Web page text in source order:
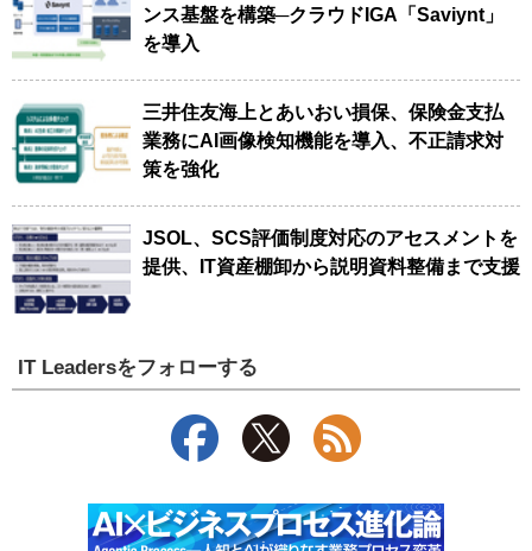
ンス基盤を構築─クラウドIGA「Saviynt」
を導入
三井住友海上とあいおい損保、保険金支払
業務にAI画像検知機能を導入、不正請求対
策を強化
JSOL、SCS評価制度対応のアセスメントを
提供、IT資産棚卸から説明資料整備まで支援
IT Leadersをフォローする